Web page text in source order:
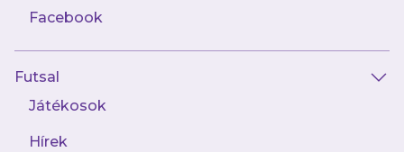
Facebook
Futsal
Játékosok
Hírek
2024.10.28
A Magyar Futsal Akadémia vendégeként